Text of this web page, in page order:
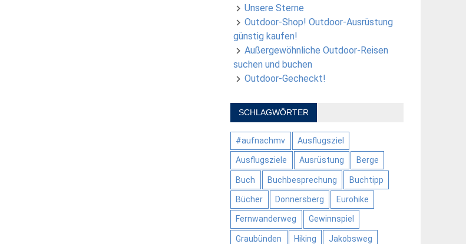
Unsere Sterne
Outdoor-Shop! Outdoor-Ausrüstung
günstig kaufen!
Außergewöhnliche Outdoor-Reisen
suchen und buchen
Outdoor-Gecheckt!
SCHLAGWÖRTER
#aufnachmv Ausflugsziel
Ausflugsziele Ausrüstung Berge
Buch Buchbesprechung Buchtipp
Bücher Donnersberg Eurohike
Fernwanderweg Gewinnspiel
Graubünden Hiking Jakobsweg